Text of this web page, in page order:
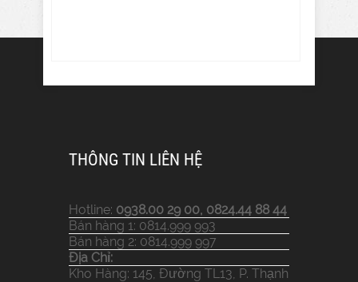
THÔNG TIN LIÊN HỆ
Hotline: 0938.00 29 00, 0824.44 88 44
Bán hàng 1: 0814.999 993
Bán hàng 2: 0814.999 997
Địa Chỉ:
Kho Hàng: 145, Đường TL13, P. Thạnh